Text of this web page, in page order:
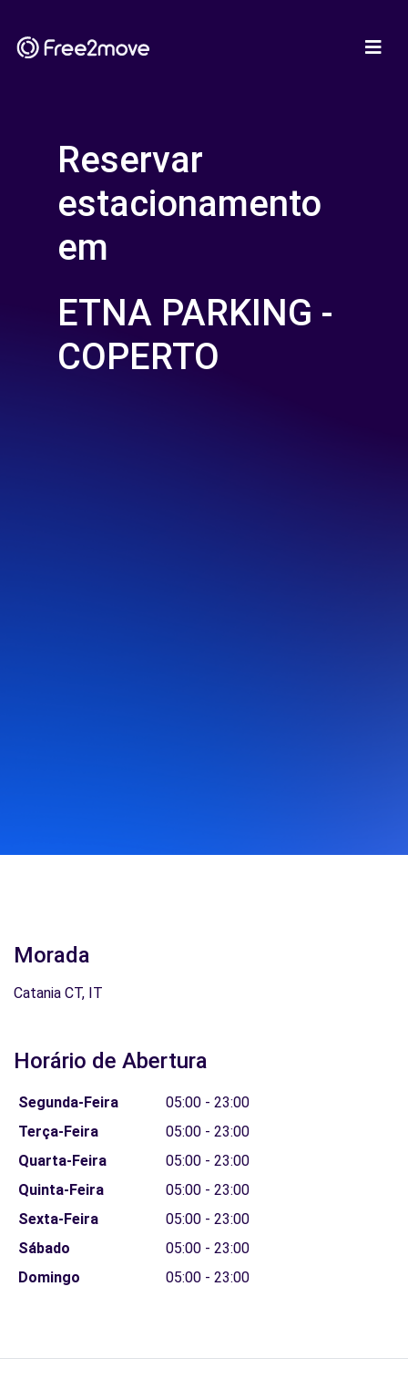
Reservar
estacionamento
em
ETNA PARKING -
COPERTO
Morada
Catania CT, IT
Horário de Abertura
Segunda-Feira
05:00 - 23:00
Terça-Feira
05:00 - 23:00
Quarta-Feira
05:00 - 23:00
Quinta-Feira
05:00 - 23:00
Sexta-Feira
05:00 - 23:00
Sábado
05:00 - 23:00
Domingo
05:00 - 23:00